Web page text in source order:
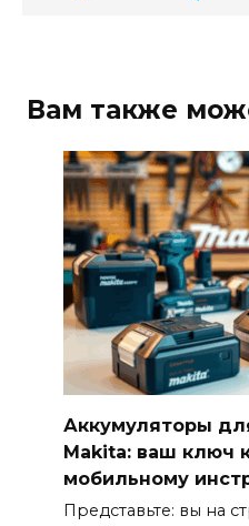
Вам также
Аккумуляторы
Makita: ваш ключ
мобильному
Представьте: вы на